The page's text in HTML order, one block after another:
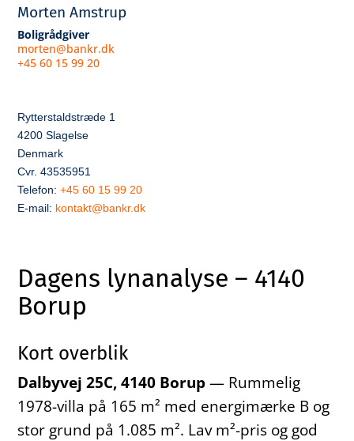
Morten Amstrup
Boligrådgiver
morten@bankr.dk
+45 60 15 99 20
Rytterstaldstræde 1
4200 Slagelse
Denmark
Cvr. 43535951
Telefon:+45 60 15 99 20
E-mail: kontakt@bankr.dk
Dagens lynanalyse – 4140
Borup
Kort overblik
Dalbyvej 25C, 4140 Borup— Rummelig
1978-villa på 165 m² med energimærke B og
stor grund på 1.085 m². Lav m²-pris og god